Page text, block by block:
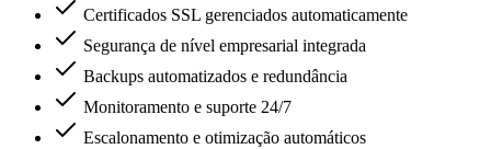
Certificados SSL gerenciados automaticamente
Segurança de nível empresarial integrada
Backups automatizados e redundância
Monitoramento e suporte 24/7
Escalonamento e otimização automáticos